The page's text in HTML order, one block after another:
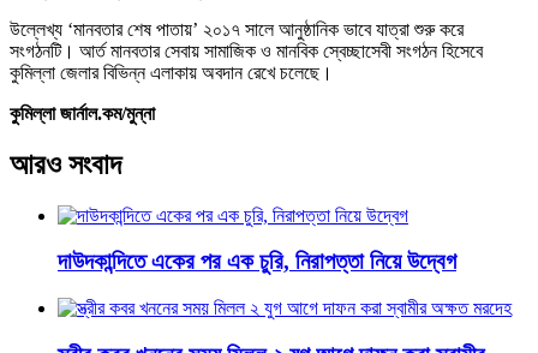
উল্লেখ্য ‘মানবতার শেষ পাতায়’ ২০১৭ সালে আনুষ্ঠানিক ভাবে যাত্রা শুরু করে
সংগঠনটি। আর্ত মানবতার সেবায় সামাজিক ও মানবিক স্বেচ্ছাসেবী সংগঠন হিসেবে
কুমিল্লা জেলার বিভিন্ন এলাকায় অবদান রেখে চলেছে।
কুমিল্লা জার্নাল.কম/মুন্না
আরও সংবাদ
দাউদকান্দিতে একের পর এক চুরি, নিরাপত্তা নিয়ে উদ্বেগ